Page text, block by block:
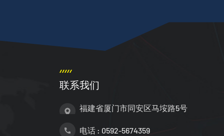
联系我们
福建省厦门市同安区马垵路5号
电话 : 0592-5674359